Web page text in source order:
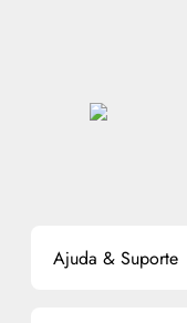
Ajuda & Suporte